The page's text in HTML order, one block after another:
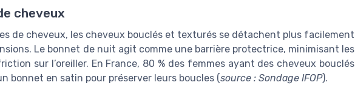
cheveux
de cheveux, les cheveux bouclés et texturés se détachent plus facilement
Le bonnet de nuit agit comme une barrière protectrice, minimisant les
sur l’oreiller. En France, 80 % des femmes ayant des cheveux bouclés
bonnet en satin pour préserver leurs boucles (source : Sondage IFOP).